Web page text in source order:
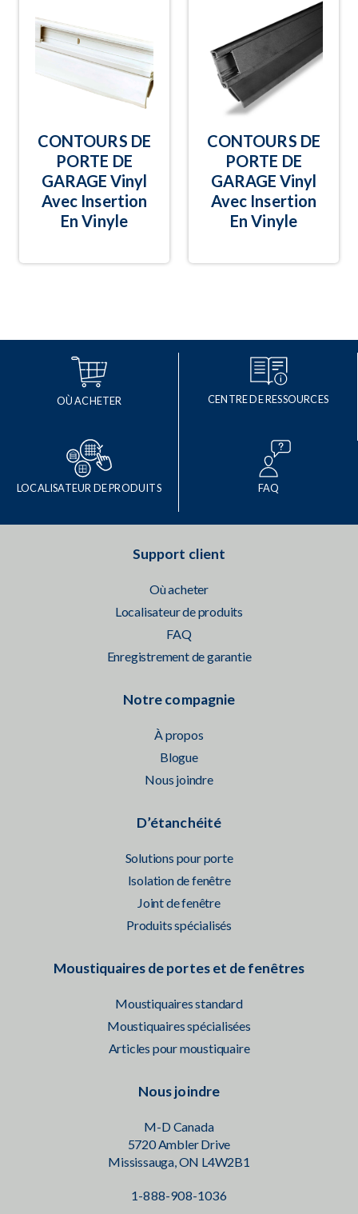
CONTOURS DE
PORTE DE
GARAGE Vinyl
Avec Insertion
En Vinyle
CONTOURS DE
PORTE DE
GARAGE Vinyl
Avec Insertion
En Vinyle
OÙ ACHETER CENTRE DE RESSOURCES
LOCALISATEUR DE PRODUITS FAQ
Support client
Où acheter
Localisateur de produits
FAQ
Enregistrement de garantie
Notre compagnie
À propos
Blogue
Nous joindre
D’étanchéité
Solutions pour porte
Isolation de fenêtre
Joint de fenêtre
Produits spécialisés
Moustiquaires de portes et de fenêtres
Moustiquaires standard
Moustiquaires spécialisées
Articles pour moustiquaire
Nous joindre
M-D Canada
5720 Ambler Drive
Mississauga, ON L4W2B1
1-888-908-1036